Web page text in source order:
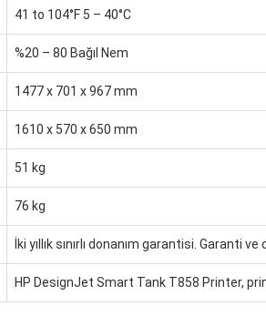
41 to 104°F 5 – 40°C
%20 – 80 Bağıl Nem
1477 x 701 x 967 mm
1610 x 570 x 650 mm
51 kg
76 kg
İki yıllık sınırlı donanım garantisi.
HP DesignJet Smart Tank T858 Printer,